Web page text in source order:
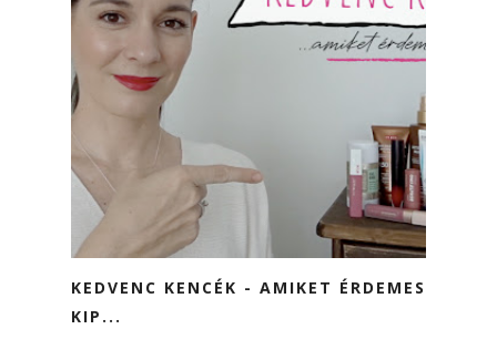
KEDVENC KENCÉK - AMIKET ÉRDEMES
KIP...